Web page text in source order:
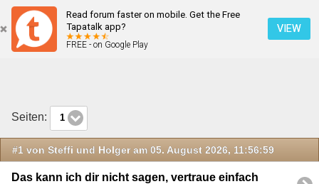
Read forum faster on mobile. Get the Free
Tapatalk app?
FREE - on Google Play
VIEW
Neueste Beiträge
Seiten: 1
#1 von Steffi und Holger am 05. August 2026, 11:56:59
Das kann ich dir nicht sagen, vertraue einfach